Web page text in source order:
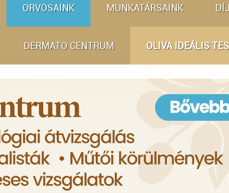
ORVOSAINK MUNKATÁRSAINK
DERMATO CENTRUM OLIVA IDEÁLIS